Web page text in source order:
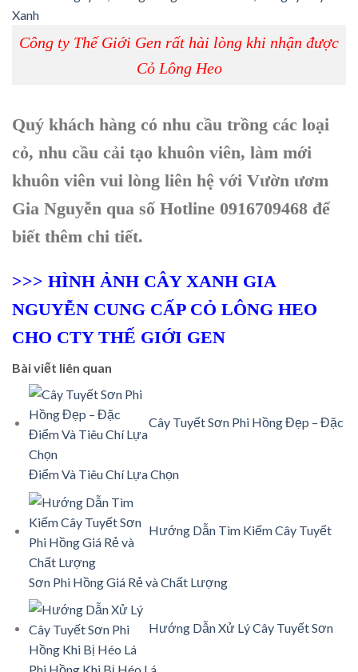
Công ty Thế Giới Gen rất hài lòng khi nhận được
Cỏ Lông Heo
Quý khách hàng có nhu cầu trồng các loại
cỏ, nhu cầu cải tạo khuôn viên, làm mới
khuôn viên vui lòng liên hệ với Vườn ươm
Gia Nguyễn qua số Hotline 0916709468 để
biết thêm chi tiết.
>>> HÌNH ẢNH CÂY XANH GIA
NGUYỄN CUNG CẤP CỎ LÔNG HEO
CHO CTY THẾ GIỚI GEN
Bài viết liên quan
Cây Tuyết Sơn Phi Hồng Đẹp – Đặc
Điểm Và Tiêu Chí Lựa Chọn
Hướng Dẫn Tìm Kiếm Cây Tuyết
Sơn Phi Hồng Giá Rẻ và Chất Lượng
Hướng Dẫn Xử Lý Cây Tuyết Sơn